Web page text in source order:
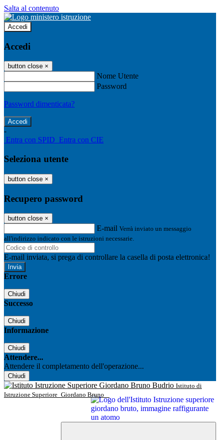
Salta al contenuto
Accedi
Accedi
button close ×
Nome Utente
Password
Password dimenticata?
-
Entra con SPID Entra con CIE
Seleziona utente
button close ×
Recupero password
button close ×
E-mail Verrà inviato un messaggio
all'indirizzo indicato con le istruzioni necessarie.
E-mail inviata, si prega di controllare la casella di posta elettronica!
Errore
Chiudi
Successo
Chiudi
Informazione
Chiudi
Attendere...
Attendere il completamento dell'operazione...
Chiudi
Istituto di
Istruzione Superiore Giordano Bruno